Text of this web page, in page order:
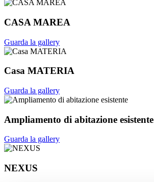
CASA MAREA
Guarda la gallery
Casa MATERIA
Guarda la gallery
Ampliamento di abitazione esistente
Guarda la gallery
NEXUS